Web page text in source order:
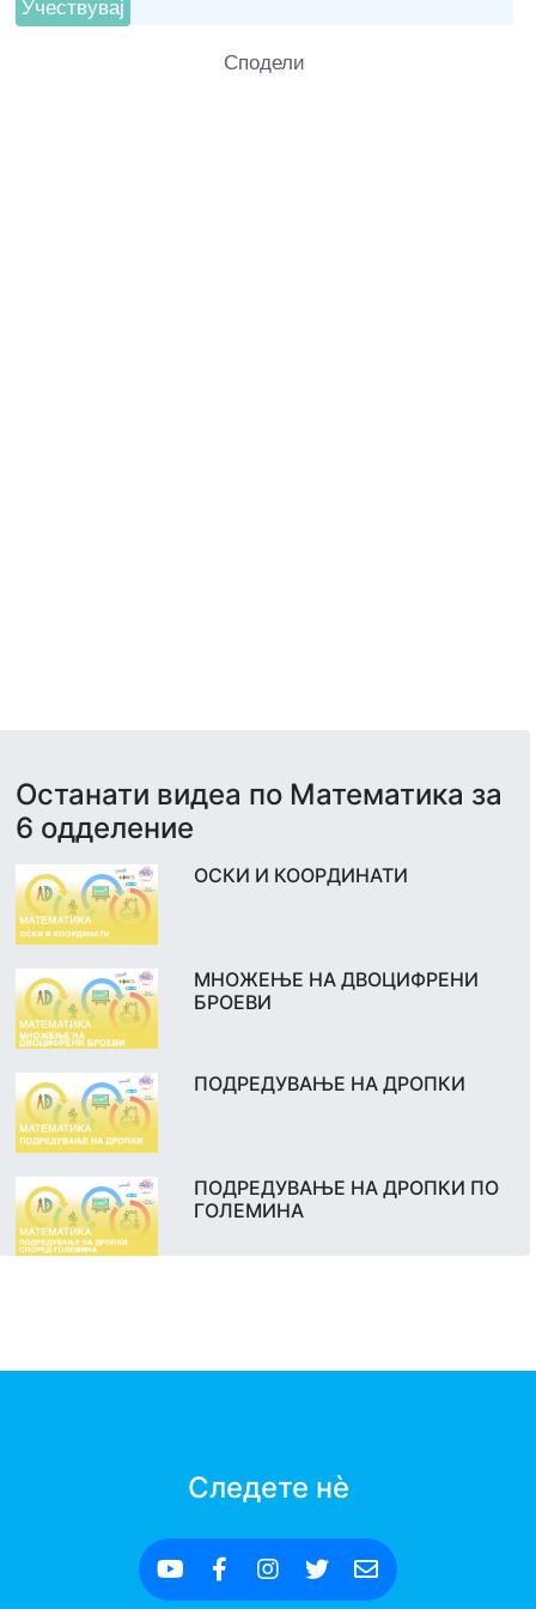
Сподели
Останати видеа по Математика за
6 одделение
ОСКИ И КООРДИНАТИ
МНОЖЕЊЕ НА ДВОЦИФРЕНИ
БРОЕВИ
ПОДРЕДУВАЊЕ НА ДРОПКИ
ПОДРЕДУВАЊЕ НА ДРОПКИ ПО
ГОЛЕМИНА
Следете нè